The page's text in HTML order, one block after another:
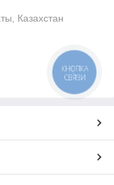
Казахстан
КНОПКА
СВЯЗИ